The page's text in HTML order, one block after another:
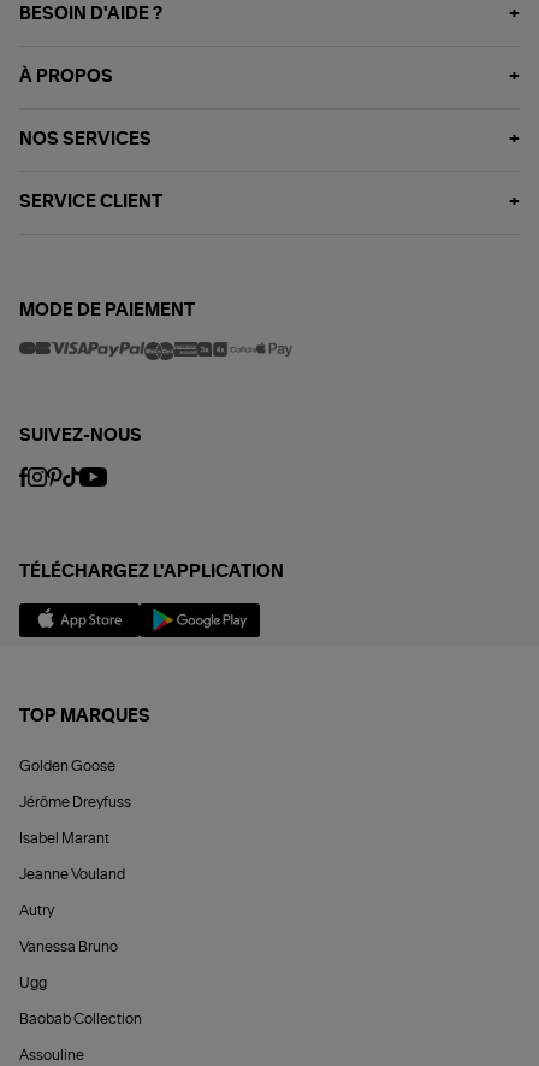
BESOIN D'AIDE ?
À PROPOS
NOS SERVICES
SERVICE CLIENT
MODE DE PAIEMENT
SUIVEZ-NOUS
TÉLÉCHARGEZ L'APPLICATION
TOP MARQUES
Golden Goose
Jérôme Dreyfuss
Isabel Marant
Jeanne Vouland
Autry
Vanessa Bruno
Ugg
Baobab Collection
Assouline